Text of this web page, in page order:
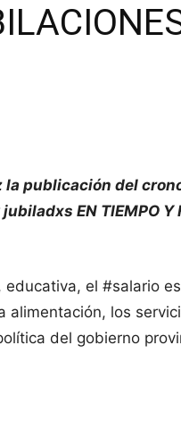
publicación del
EN TIEMPO Y
el #salario
alimentación, los
del gobierno